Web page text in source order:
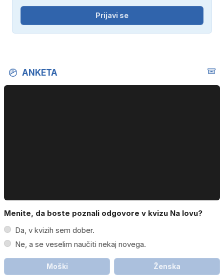
Prijavi se
ANKETA
Menite, da boste poznali odgovore v kvizu Na lovu?
Da, v kvizih sem dober.
Ne, a se veselim naučiti nekaj novega.
Moški Ženska